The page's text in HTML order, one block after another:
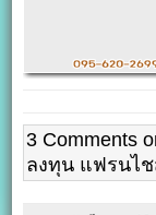
3 Comments
ลงทุน แฟรนไ